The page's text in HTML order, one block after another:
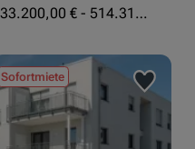
333.200,00 € - 514.310,00 €
Sofortmiete